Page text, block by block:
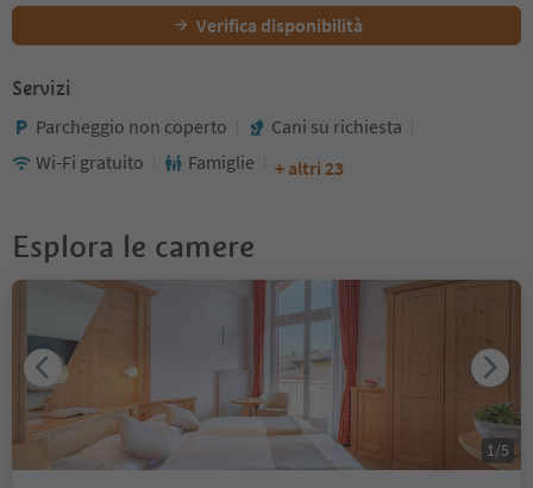
Verifica disponibilità
Servizi
Parcheggio non coperto
Cani su richiesta
Wi-Fi gratuito
Famiglie + altri 23
Esplora le camere
1/5